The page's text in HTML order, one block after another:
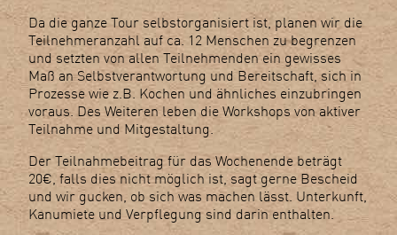
Da die ganze Tour selbstorganisiert ist, planen wir die
Teilnehmeranzahl auf ca. 12 Menschen zu begrenzen
und setzten von allen Teilnehmenden ein gewisses
Maß an Selbstverantwortung und Bereitschaft, sich in
Prozesse wie z.B. Kochen und ähnliches einzubringen
voraus. Des Weiteren leben die Workshops von aktiver
Teilnahme und Mitgestaltung.
Der Teilnahmebeitrag für das Wochenende beträgt
20€, falls dies nicht möglich ist, sagt gerne Bescheid
und wir gucken, ob sich was machen lässt. Unterkunft,
Kanumiete und Verpflegung sind darin enthalten.